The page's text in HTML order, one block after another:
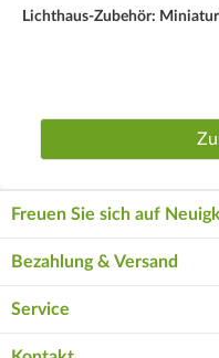
Lichthaus-Zubehör:
Freuen Sie sich auf
Bezahlung & Versand
Service